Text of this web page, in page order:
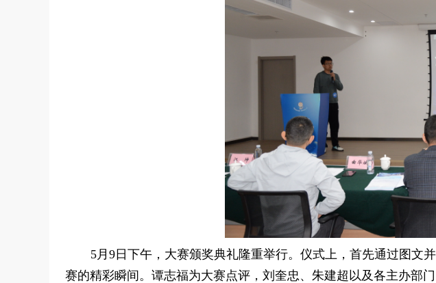
5月9日下午，大赛颁奖典礼隆重举行。仪式上，首先通过图文
赛的精彩瞬间。谭志福为大赛点评，刘奎忠、朱建超以及各主办部